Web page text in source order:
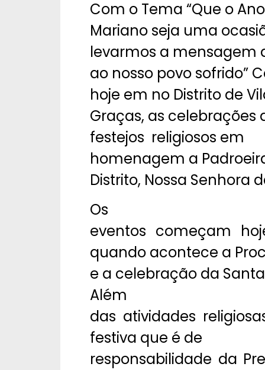
Com o Tema “Que o
Mariano seja uma
levarmos a mensagem
ao nosso povo sofrido”
hoje em no Distrito de
Graças, as celebrações
festejos religiosos em
homenagem a
Distrito, Nossa Senhora
Os
eventos começam
quando acontece a
e a celebração da
Além
das atividades
festiva que é de
responsabilidade da